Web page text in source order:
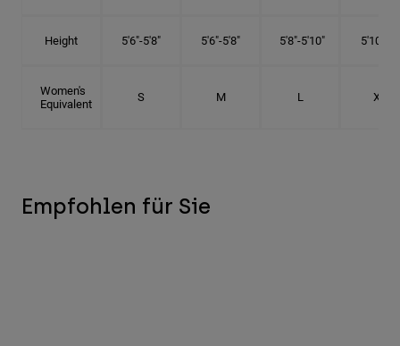
Height 5'6"-5'8" 5'6"-5'8" 5'8"-5'10" 5'10"- 6'
Women's
Equivalent
S M L XL
Empfohlen für Sie